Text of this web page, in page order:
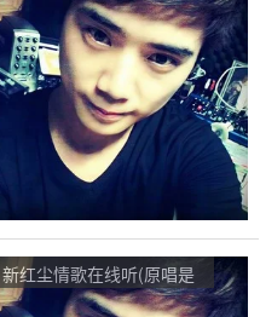
寒月/子夕)，墨雨星光演唱
点播:21次
新红尘情歌在线听(原唱是
寒月/子夕)，快乐出发演唱